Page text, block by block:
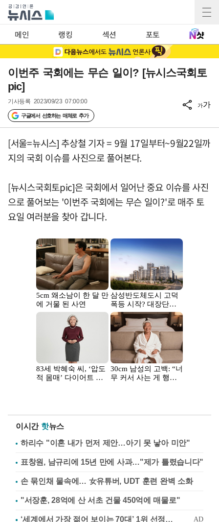
메인 랭킹 섹션 포토
이번주 국회에는 무슨 일이? [뉴시스국회토
pic]
기사등록 2023/09/23 07:00:00
구글에서 선호하는 매체로 추가
가가
[서울=뉴시스] 추상철 기자 = 9월 17일부터~9월22일까
지의 국회 이슈를 사진으로 풀어본다.
[뉴시스국회토pic]은 국회에서 일어난 중요 이슈를 사진
으로 풀어보는 '이번주 국회에는 무슨 일이?'로 매주 토
요일 여러분을 찾아 갑니다.
이시간 핫뉴스
하리수 "이혼 내가 먼저 제안…아기 못 낳아 미안"
표창원, 남규리에 15년 만에 사과…"제가 틀렸습니다"
손 묶인채 물속에… 女유튜버, UDT 훈련 완벽 소화
"서장훈, 28억에 산 서초 건물 450억에 매물로"